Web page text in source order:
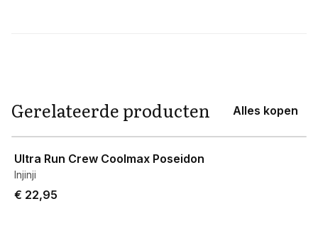
Gerelateerde producten Alles kopen
Ultra Run Crew Coolmax Poseidon
Injinji
€ 22,95